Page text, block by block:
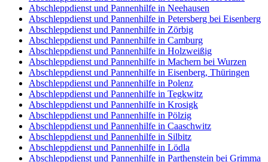
Abschleppdienst und Pannenhilfe in Neehausen
Abschleppdienst und Pannenhilfe in Petersberg bei Eisenberg
Abschleppdienst und Pannenhilfe in Zörbig
Abschleppdienst und Pannenhilfe in Camburg
Abschleppdienst und Pannenhilfe in Holzweißig
Abschleppdienst und Pannenhilfe in Machern bei Wurzen
Abschleppdienst und Pannenhilfe in Eisenberg, Thüringen
Abschleppdienst und Pannenhilfe in Polenz
Abschleppdienst und Pannenhilfe in Tegkwitz
Abschleppdienst und Pannenhilfe in Krosigk
Abschleppdienst und Pannenhilfe in Pölzig
Abschleppdienst und Pannenhilfe in Caaschwitz
Abschleppdienst und Pannenhilfe in Silbitz
Abschleppdienst und Pannenhilfe in Lödla
Abschleppdienst und Pannenhilfe in Parthenstein bei Grimma